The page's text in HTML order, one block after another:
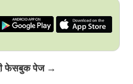
फेसबुक पेज →